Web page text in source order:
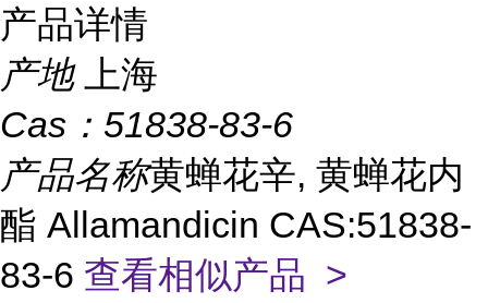
产品详情
产地
上海
Cas： 51838-83-6
产品名称黄蝉花辛, 黄蝉花内
酯 Allamandicin CAS:51838-
83-6 查看相似产品 >